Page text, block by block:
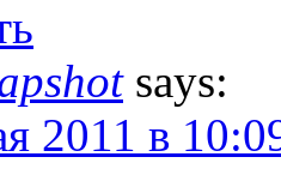
says:
2011 в